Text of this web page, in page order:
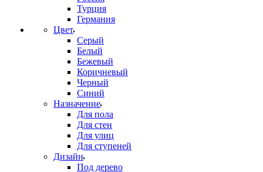
Турция
Германия
Цвет
Серый
Белый
Бежевый
Коричневый
Черный
Синий
Назначение
Для пола
Для стен
Для улиц
Для ступеней
Дизайн
Под дерево